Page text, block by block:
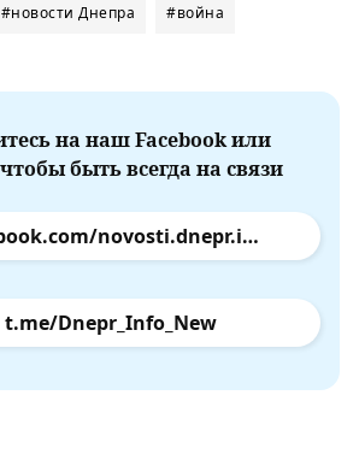
#новости Днепра #война
на наш Facebook или
быть всегда на связи
facebook.com/novosti.dnepr.info
t.me/Dnepr_Info_New